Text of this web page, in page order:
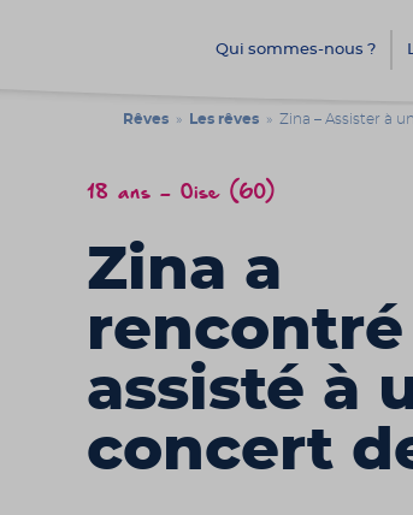
Qui sommes-nous ?
Rêves » Les rêves » Zina – Assister à
18 ans - Oise (60)
Zina a
assisté à
concert